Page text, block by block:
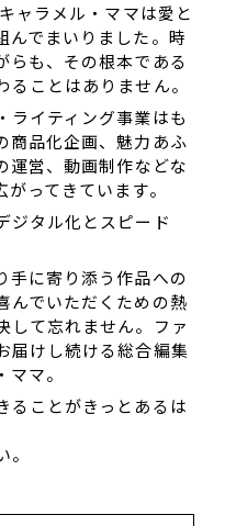
ャラメル・ママは愛と
んでまいりました。時
らも、その根本である
ることはありません。
ライティング事業はも
商品化企画、魅力あふ
運営、動画制作などな
ってきています。
ジタル化とスピード
⼿に寄り添う作品への
んでいただくための熱
して忘れません。ファ
届けし続ける総合編集
マ。
ることがきっとあるは